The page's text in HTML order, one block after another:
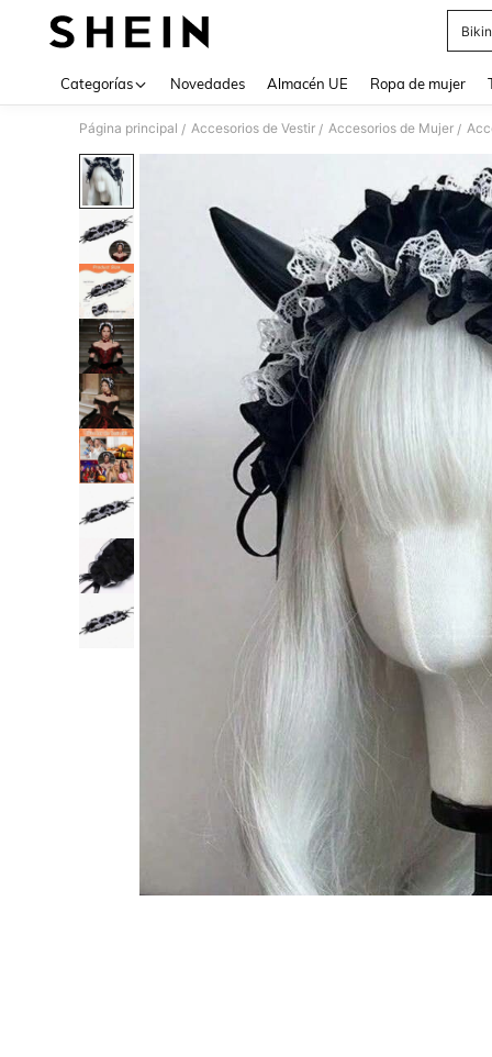
Categorías Novedades Almacén UE Ropa de mujer
Página principal / Accesorios de Vestir / Accesorios de Mujer /